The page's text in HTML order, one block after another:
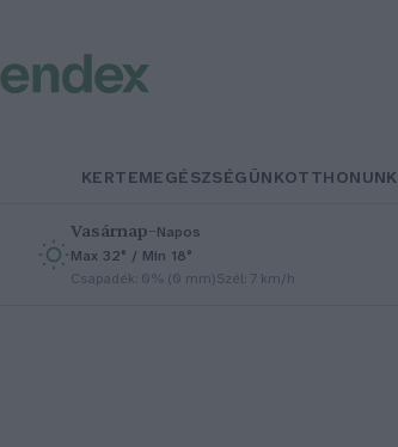
KERTEMEGÉSZSÉGÜNKOTTHONUNK
Vasárnap–Napos
Max 32° / Min 18°
Csapadék: 0% (0 mm)Szél: 7 km/h